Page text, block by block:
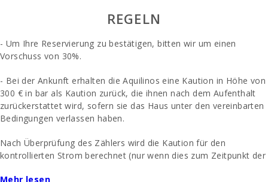
REGELN
- Um Ihre Reservierung zu bestätigen, bitten wir um einen
Vorschuss von 30%.
- Bei der Ankunft erhalten die Aquilinos eine Kaution in Höhe von
300 € in bar als Kaution zurück, die ihnen nach dem Aufenthalt
zurückerstattet wird, sofern sie das Haus unter den vereinbarten
Bedingungen verlassen haben.
Nach Überprüfung des Zählers wird die Kaution für den
kontrollierten Strom berechnet (nur wenn dies zum Zeitpunkt der
Mehr lesen